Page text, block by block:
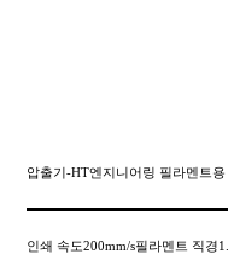
압출기-HT엔지니어링 필라멘트용
인쇄 속도200mm/s필라멘트 직경